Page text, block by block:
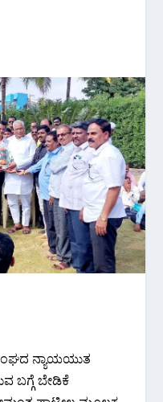
ನ್ಯಾಯಯುತ
ಬಗ್ಗೆ ಬೇಡಿಕೆ